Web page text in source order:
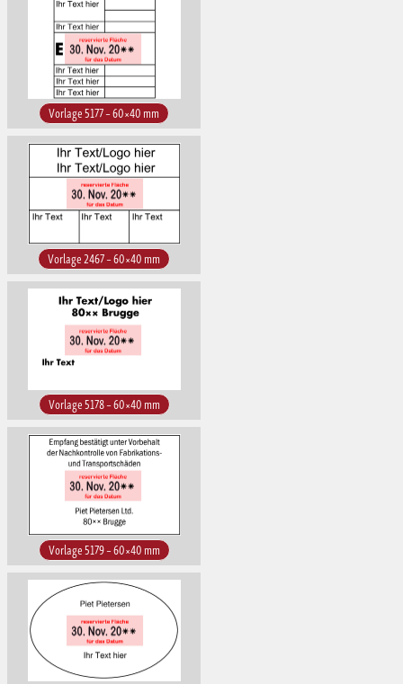
Vorlage 5177 – 60×40 mm
Vorlage 2467 – 60×40 mm
Vorlage 5178 – 60×40 mm
Vorlage 5179 – 60×40 mm